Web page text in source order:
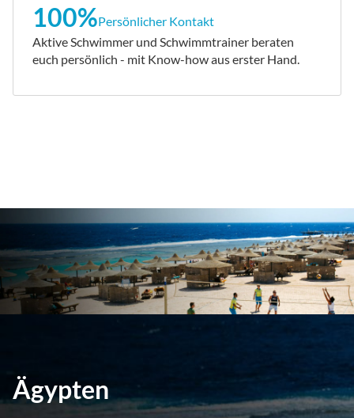
100%Persönlicher Kontakt
Aktive Schwimmer und Schwimmtrainer beraten
euch persönlich - mit Know-how aus erster Hand.
Ägypten